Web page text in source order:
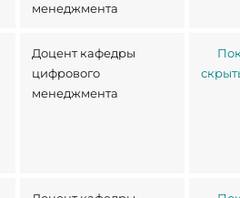
менеджмента
Доцент кафедры
цифрового
менеджмента